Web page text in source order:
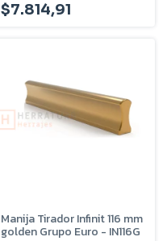
$7.814,91
Manija Tirador Infinit 116 mm
golden Grupo Euro - IN116G